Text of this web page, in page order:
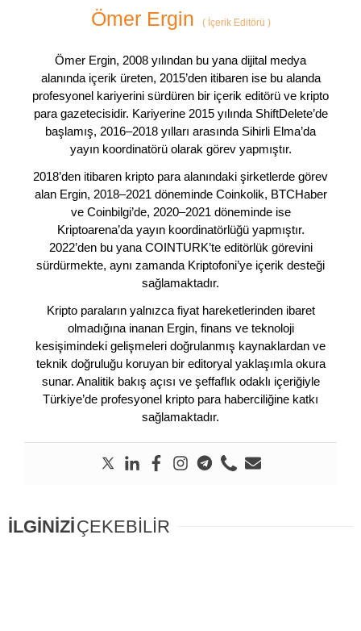
Ömer Ergin (İçerik Editörü )
Ömer Ergin, 2008 yılından bu yana dijital medya
alanında içerik üreten, 2015’den itibaren ise bu alanda
profesyonel kariyerini sürdüren bir içerik editörü ve kripto
para gazetecisidir. Kariyerine 2015 yılında ShiftDelete’de
başlamış, 2016–2018 yılları arasında Sihirli Elma’da
yayın koordinatörü olarak görev yapmıştır.
2018’den itibaren kripto para alanındaki şirketlerde görev
alan Ergin, 2018–2021 döneminde Coinkolik, BTCHaber
ve Coinbilgi’de, 2020–2021 döneminde ise
Kriptoarena’da yayın koordinatörlüğü yapmıştır.
2022’den bu yana COINTURK’te editörlük görevini
sürdürmekte, aynı zamanda Kriptofoni’ye içerik desteği
sağlamaktadır.
Kripto paraların yalnızca fiyat hareketlerinden ibaret
olmadığına inanan Ergin, finans ve teknoloji
kesişimindeki gelişmeleri doğrulanmış kaynaklardan ve
teknik doğruluğu koruyan bir editoryal yaklaşımla okura
sunar. Analitik bakış açısı ve şeffaflık odaklı içeriğiyle
Türkiye’de profesyonel kripto para haberciliğine katkı
sağlamaktadır.
İLGİNİZİÇEKEBİLİR